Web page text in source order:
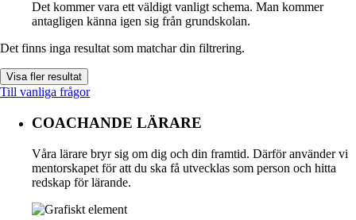
Det kommer vara ett väldigt vanligt schema. Man kommer
antagligen känna igen sig från grundskolan.
Det finns inga resultat som matchar din filtrering.
Visa fler resultat
Till vanliga frågor
COACHANDE LÄRARE
Våra lärare bryr sig om dig och din framtid. Därför använder vi
mentorskapet för att du ska få utvecklas som person och hitta
redskap för lärande.